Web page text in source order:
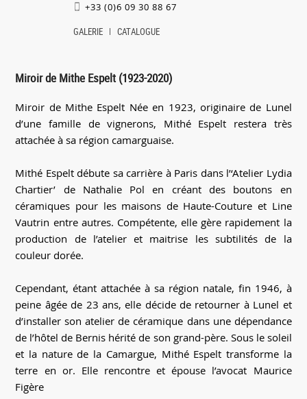
+33 (0)6 09 30 88 67
GALERIE CATALOGUE
Miroir de Mithe Espelt (1923-2020)
Miroir de Mithe Espelt Née en 1923, originaire de Lunel
d’une famille de vignerons, Mithé Espelt restera très
attachée à sa région camarguaise.
Mithé Espelt débute sa carrière à Paris dans l’‘Atelier Lydia
Chartier’ de Nathalie Pol en créant des boutons en
céramiques pour les maisons de Haute-Couture et Line
Vautrin entre autres. Compétente, elle gère rapidement la
production de l’atelier et maitrise les subtilités de la
couleur dorée.
Cependant, étant attachée à sa région natale, fin 1946, à
peine âgée de 23 ans, elle décide de retourner à Lunel et
d’installer son atelier de céramique dans une dépendance
de l’hôtel de Bernis hérité de son grand-père. Sous le soleil
et la nature de la Camargue, Mithé Espelt transforme la
terre en or. Elle rencontre et épouse l’avocat Maurice
Figère